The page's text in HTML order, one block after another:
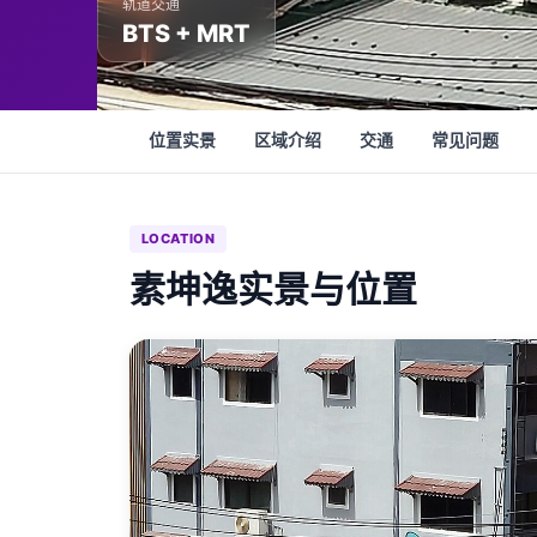
轨道交通
BTS + MRT
位置实景 区域介绍 交通 常见问题
LOCATION
素坤逸实景与位置